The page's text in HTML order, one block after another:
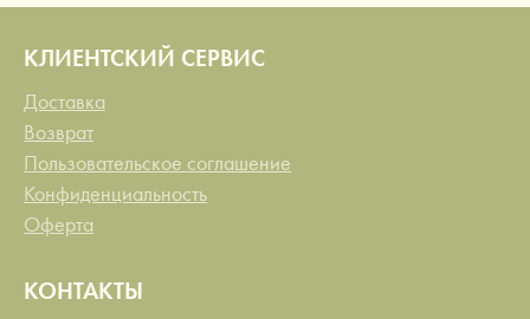
КЛИЕНТСКИЙ СЕРВИС
Доставка
Возврат
Пользовательское соглашение
Конфиденциальность
Оферта
КОНТАКТЫ